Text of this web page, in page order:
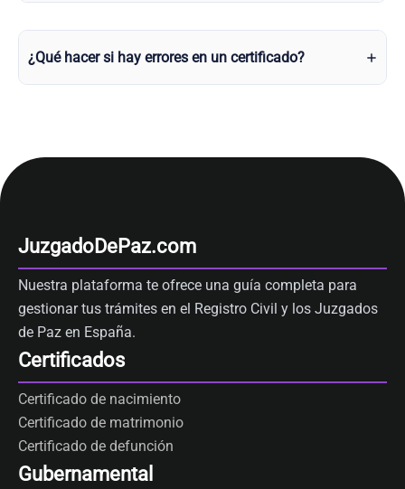
¿Qué hacer si hay errores en un certificado?
JuzgadoDePaz.com
Nuestra plataforma te ofrece una guía completa para
gestionar tus trámites en el Registro Civil y los Juzgados
de Paz en España.
Certificados
Certificado de nacimiento
Certificado de matrimonio
Certificado de defunción
Gubernamental